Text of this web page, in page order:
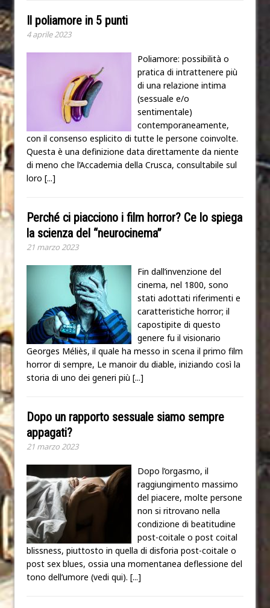
Il poliamore in 5 punti
4 aprile 2023
Poliamore: possibilità o
pratica di intrattenere più
di una relazione intima
(sessuale e/o
sentimentale)
contemporaneamente,
con il consenso esplicito di tutte le persone coinvolte.
Questa è una definizione data direttamente da niente
di meno che l’Accademia della Crusca, consultabile sul
loro [...]
Perché ci piacciono i film horror? Ce lo spiega
la scienza del “neurocinema”
21 marzo 2023
Fin dall’invenzione del
cinema, nel 1800, sono
stati adottati riferimenti e
caratteristiche horror; il
capostipite di questo
genere fu il visionario
Georges Méliès, il quale ha messo in scena il primo film
horror di sempre, Le manoir du diable, iniziando così la
storia di uno dei generi più [...]
Dopo un rapporto sessuale siamo sempre
appagati?
21 marzo 2023
Dopo l’orgasmo, il
raggiungimento massimo
del piacere, molte persone
non si ritrovano nella
condizione di beatitudine
post-coitale o post coital
blissness, piuttosto in quella di disforia post-coitale o
post sex blues, ossia una momentanea deflessione del
tono dell’umore (vedi qui). [...]